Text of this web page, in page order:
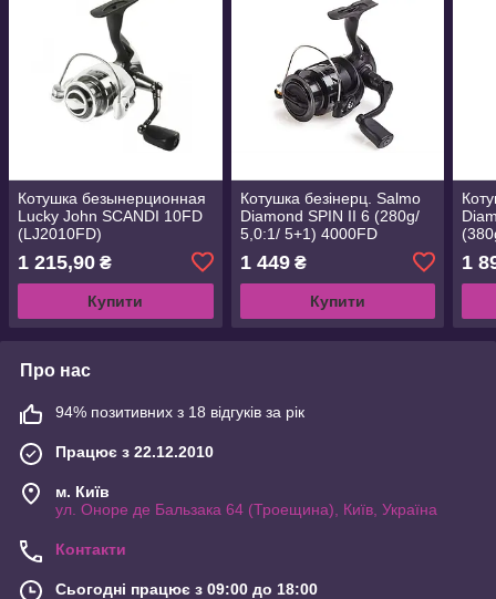
Котушка безынерционная
Lucky John SCANDI 10FD
(LJ2010FD)
1 215,90 ₴
Купити
Котушка безінерц. Salmo
Diamond SPIN II 6 (280g/
5,0:1/ 5+1) 4000FD
1 449₴
Купити
1
Про нас
94% позитивних з 18 відгуків за рік
Працює з 22.12.2010
м. Київ
ул. Оноре де Бальзака 64 (Троещина), Київ, Україна
Контакти
Сьогодні працює з 09:00 до 18:00